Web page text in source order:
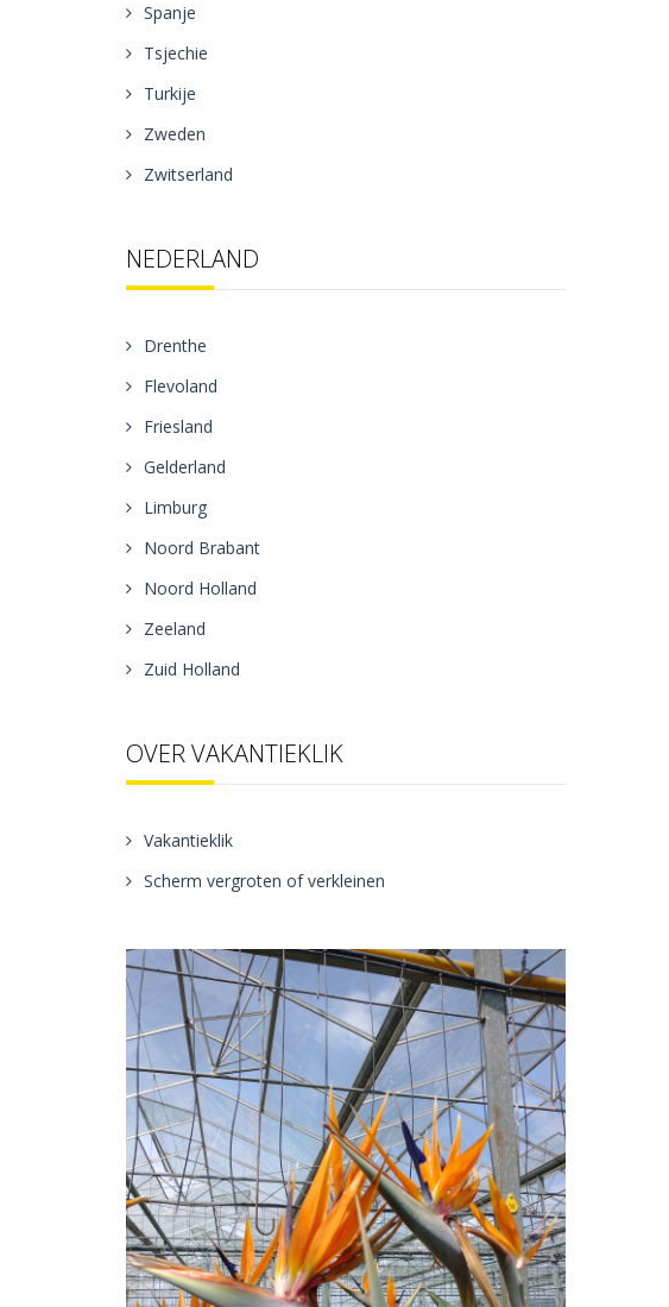
Spanje
Tsjechie
Turkije
Zweden
Zwitserland
NEDERLAND
Drenthe
Flevoland
Friesland
Gelderland
Limburg
Noord Brabant
Noord Holland
Zeeland
Zuid Holland
OVER VAKANTIEKLIK
Vakantieklik
Scherm vergroten of verkleinen